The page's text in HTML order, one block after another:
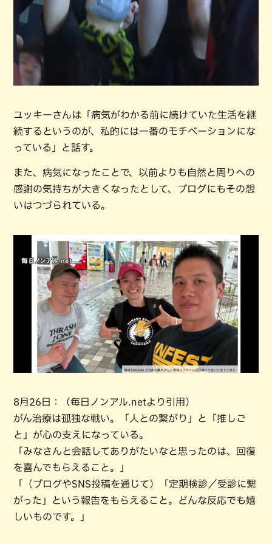
ユッキーさんは「病気がわかる前に続けていた生活を継
続するというのが、私的には一番のモチベーションにな
っている」と話す。
また、病気になったことで、以前よりも自然と周りへの
感謝の気持ちが大きくなったとして、ブログにもその想
いはつづられている。
8月26日：（毎日ノンアル.netより引用）
がん治療は孤独な戦い。「人との繋がり」と「推しご
と」が心の支えになっている。
「みなさんと会話してありがたいなと思ったのは、回復
を喜んでもらえること。」
「（ブログやSNS投稿を通じて）「定期検診／受診に繋
がった」という報告をもらえること。どんな反応でも嬉
しいものです。」